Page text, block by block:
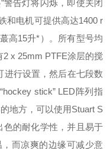
警告灯将闪烁，即使关闭
和电机可提供高达1400 r
高15升*）。
所有型号均
x 25mm PTFE涂层的搅
进行设置，然后在七段数
hockey stick” LED阵列指
地方，可以使用Stuart S
色的耐化学性，并且易于
而凉爽的边缘可减少意